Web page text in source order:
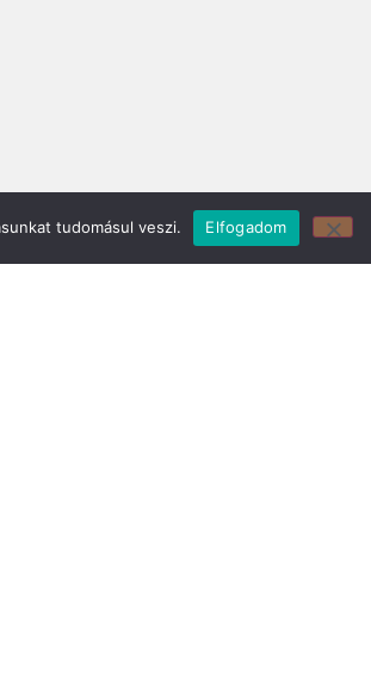
Bútor Áruház:
tudomásul veszi. Elfogadom